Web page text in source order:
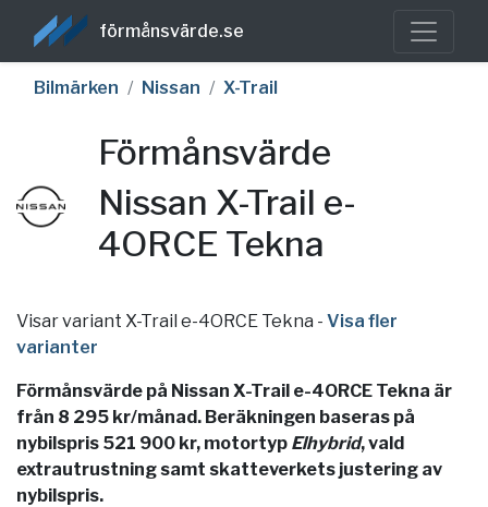
förmånsvärde.se
Bilmärken Nissan X-Trail
Förmånsvärde
Nissan X-Trail e-
4ORCE Tekna
Visar variant X-Trail e-4ORCE Tekna - Visa fler
varianter
Förmånsvärde på Nissan X-Trail e-4ORCE Tekna är
från 8 295 kr/månad. Beräkningen baseras på
nybilspris 521 900 kr, motortyp Elhybrid, vald
extrautrustning samt skatteverkets justering av
nybilspris.